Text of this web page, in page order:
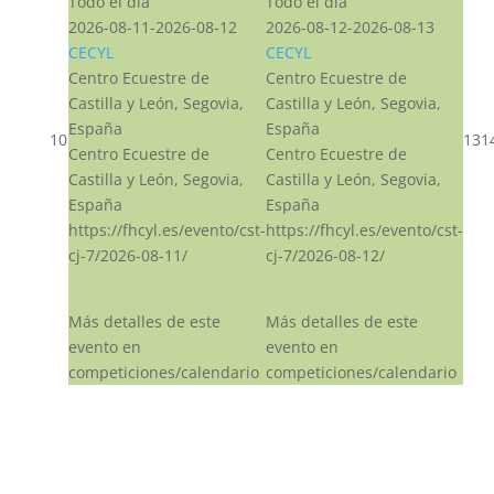
10
2026-08-11-2026-08-12
CECYL
Centro Ecuestre de
Castilla y León, Segovia,
España
Centro Ecuestre de
Castilla y León, Segovia,
España
https://fhcyl.es/evento/cst-
cj-7/2026-08-11/
Más detalles de este
evento en
competiciones/calendario
2026-08-12-2026-08-13
CECYL
Centro Ecuestre de
Castilla y León, Segovia,
España
Centro Ecuestre de
Castilla y León, Segovia,
España
https://fhcyl.es/evento/cst-
cj-7/2026-08-12/
Más detalles de este
evento en
competiciones/calendario
13